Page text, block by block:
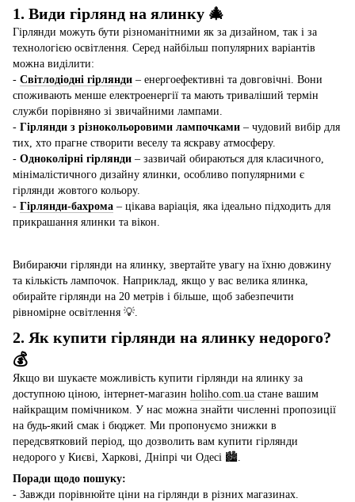
1. Види гірлянд на ялинку 🎄
Гірлянди можуть бути різноманітними як за дизайном, так і за
технологією освітлення. Серед найбільш популярних варіантів
можна виділити:
- Світлодіодні гірлянди – енергоефективні та довговічні. Вони
споживають менше електроенергії та мають триваліший термін
служби порівняно зі звичайними лампами.
- Гірлянди з різнокольоровими лампочками – чудовий вибір для
тих, хто прагне створити веселу та яскраву атмосферу.
- Одноколірні гірлянди – зазвичай обираються для класичного,
мінімалістичного дизайну ялинки, особливо популярними є
гірлянди жовтого кольору.
- Гірлянди-бахрома – цікава варіація, яка ідеально підходить для
прикрашання ялинки та вікон.
Вибираючи гірлянди на ялинку, звертайте увагу на їхню довжину
та кількість лампочок. Наприклад, якщо у вас велика ялинка,
обирайте гірлянди на 20 метрів і більше, щоб забезпечити
рівномірне освітлення 💡.
2. Як купити гірлянди на ялинку недорого?
💰
Якщо ви шукаєте можливість купити гірлянди на ялинку за
доступною ціною, інтернет-магазин holiho.com.ua стане вашим
найкращим помічником. У нас можна знайти численні пропозиції
на будь-який смак і бюджет. Ми пропонуємо знижки в
передсвятковий період, що дозволить вам купити гірлянди
недорого у Києві, Харкові, Дніпрі чи Одесі 🏙️.
Поради щодо пошуку:
- Завжди порівнюйте ціни на гірлянди в різних магазинах.